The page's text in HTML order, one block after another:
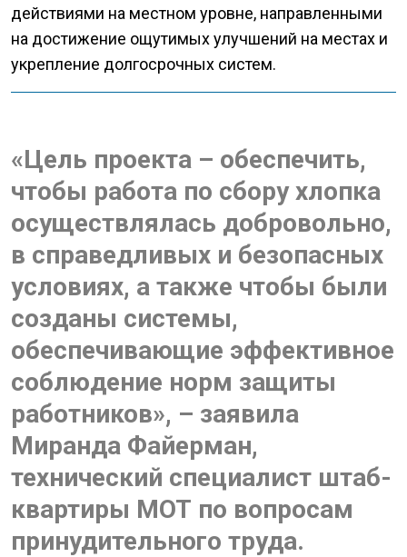
действиями на местном уровне, направленными
на достижение ощутимых улучшений на местах и
укрепление долгосрочных систем.
«Цель проекта – обеспечить,
чтобы работа по сбору хлопка
осуществлялась добровольно,
в справедливых и безопасных
условиях, а также чтобы были
созданы системы,
обеспечивающие эффективное
соблюдение норм защиты
работников», – заявила
Миранда Файерман,
технический специалист штаб-
квартиры МОТ по вопросам
принудительного труда.